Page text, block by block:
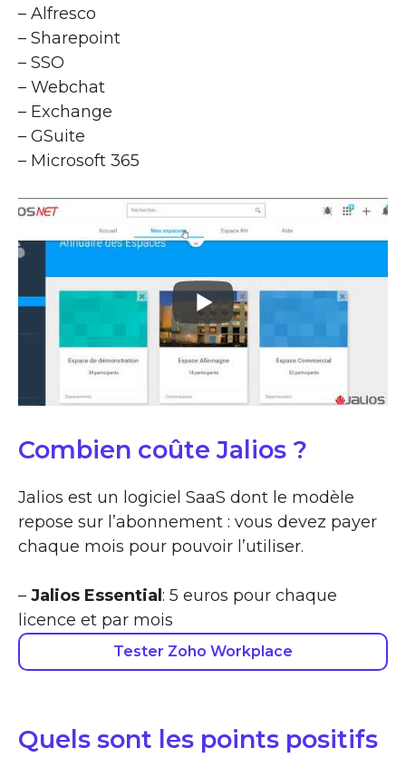
– Alfresco
– Sharepoint
– SSO
– Webchat
– Exchange
– GSuite
– Microsoft 365
Combien coûte Jalios ?
Jalios est un logiciel SaaS dont le modèle
repose sur l’abonnement : vous devez payer
chaque mois pour pouvoir l’utiliser.
– Jalios Essential : 5 euros pour chaque
licence et par mois
Tester Zoho Workplace
Quels sont les points positifs